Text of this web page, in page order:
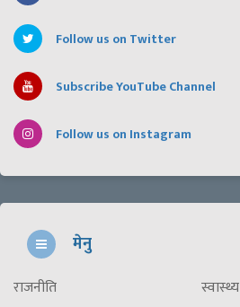
Follow us on Twitter
Subscribe YouTube Channel
Follow us on Instagram
मेनु
राजनीति
स्वास्थ्य